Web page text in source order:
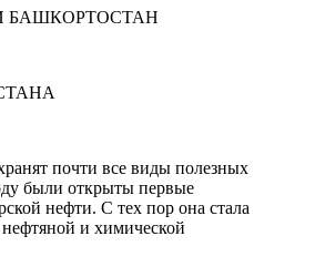
БАШКОРТОСТАН
почти все виды полезных
были открыты первые
нефти. С тех пор она стала
и химической